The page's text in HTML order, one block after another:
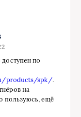
по
products/spk/.
на
пользуюсь, ещё